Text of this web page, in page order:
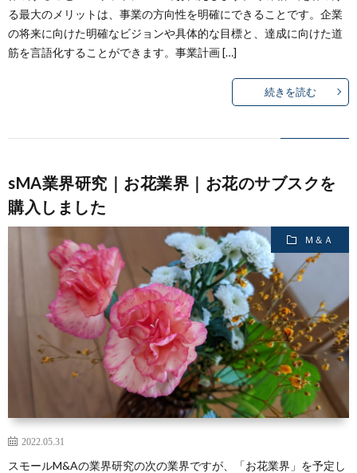
る最大のメリットは、事業の方向性を明確にできることです。企業
の将来に向けた明確なビジョンや具体的な目標と、達成に向けた道
筋を言語化することができます。事業計画 […]
続きを読む
sMA業界研究｜お花業界｜お花のサブスクを
購入しました
Ｍ＆Ａ
2022.05.31
スモールM&Aの業界研究の次の業界ですが、「お花業界」を予定し